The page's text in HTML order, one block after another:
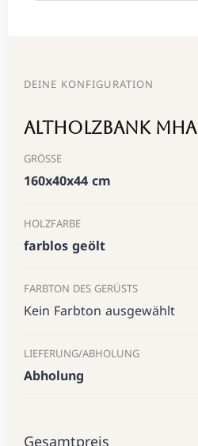
DEINE KONFI­GU­RATION
Altholzbank Mhai
GRÖSSE
160x40x44 cm
HOLZFARBE
farblos geölt
FARBTON DES GERÜSTS
Kein Farbton ausgewählt
LIEFERUNG/ABHOLUNG
Abholung
Gesamt­preis